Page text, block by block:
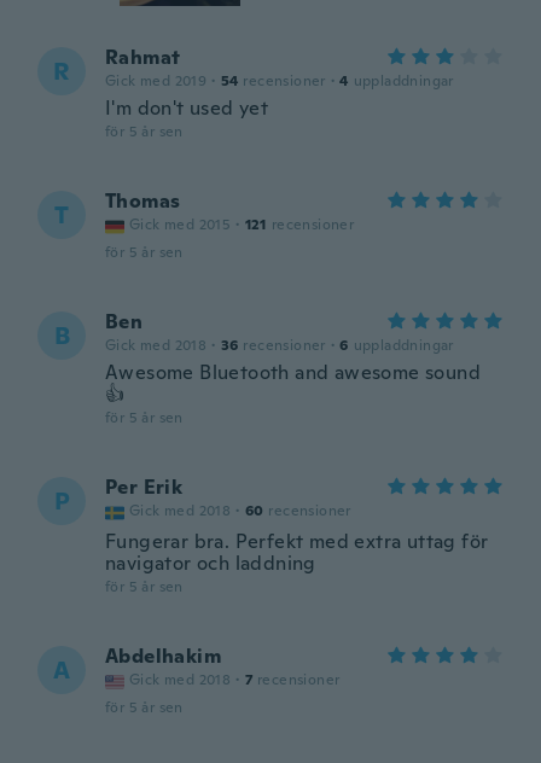
R Rahmat
Gick med 2019 · 54 recensioner · 4 uppladdningar
I'm don't used yet
för 5 år sen
T Thomas
Gick med 2015 · 121 recensioner
för 5 år sen
B Ben
Gick med 2018 · 36 recensioner · 6 uppladdningar
Awesome Bluetooth and awesome sound
👍
för 5 år sen
P Per Erik
Gick med 2018 · 60 recensioner
Fungerar bra. Perfekt med extra uttag för
navigator och laddning
för 5 år sen
A Abdelhakim
Gick med 2018 · 7 recensioner
för 5 år sen